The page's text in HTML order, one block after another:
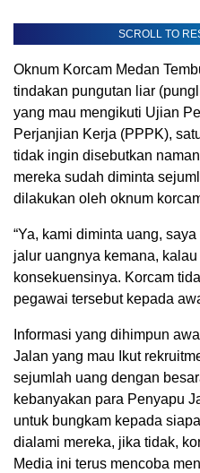
SCROLL TO
Oknum Korcam Medan
tindakan pungutan liar
yang mau mengikuti Ujian
Perjanjian Kerja (PPPK),
tidak ingin disebutkan
mereka sudah diminta
dilakukan oleh oknum
“Ya, kami diminta uang,
jalur uangnya kemana,
konsekuensinya. Korcam
pegawai tersebut kepada
Informasi yang dihimpun
Jalan yang mau Ikut
sejumlah uang dengan
kebanyakan para Penyapu
untuk bungkam kepada
dialami mereka, jika tidak,
Media ini terus mencoba